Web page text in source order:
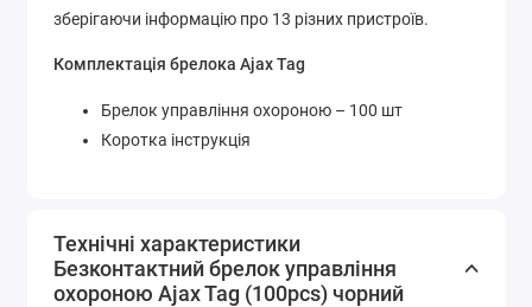
зберігаючи інформацію про 13 різних пристроїв.
Комплектація брелока Ajax Tag
Брелок управління охороною – 100 шт
Коротка інструкція
Технічні характеристики
Безконтактний брелок управління
охороною Ajax Tag (100pcs) чорний